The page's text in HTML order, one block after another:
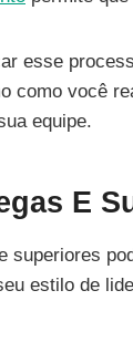
esse
como você
equipe.
E
superiores
estilo de